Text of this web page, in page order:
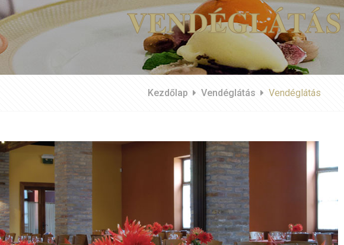
VENDÉGLÁTÁS
Kezdőlap Vendéglátás Vendéglátás